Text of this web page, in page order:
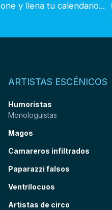
y llena tu calendario...
ARTISTAS ESCÉNICOS
Humoristas
Monologuistas
Magos
Camareros infiltrados
Paparazzi falsos
Ventrílocuos
Artistas de circo